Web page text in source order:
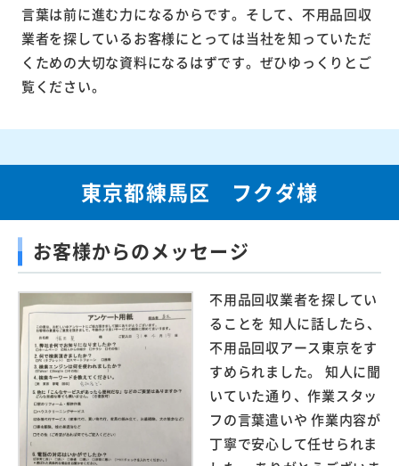
言葉は前に進む力になるからです。そして、不用品回収
業者を探しているお客様にとっては当社を知っていただ
くための大切な資料になるはずです。ぜひゆっくりとご
覧ください。
東京都練馬区 フクダ様
お客様からのメッセージ
不用品回収業者を探してい
ることを 知人に話したら、
不用品回収アース東京をす
すめられました。 知人に聞
いていた通り、作業スタッ
フの言葉遣いや 作業内容が
丁寧で安心して任せられま